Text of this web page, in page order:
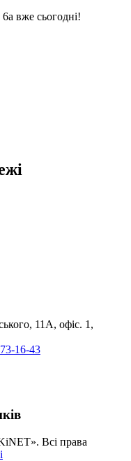
вже сьогодні!
11А, офіс. 1,
16-43
Всі права